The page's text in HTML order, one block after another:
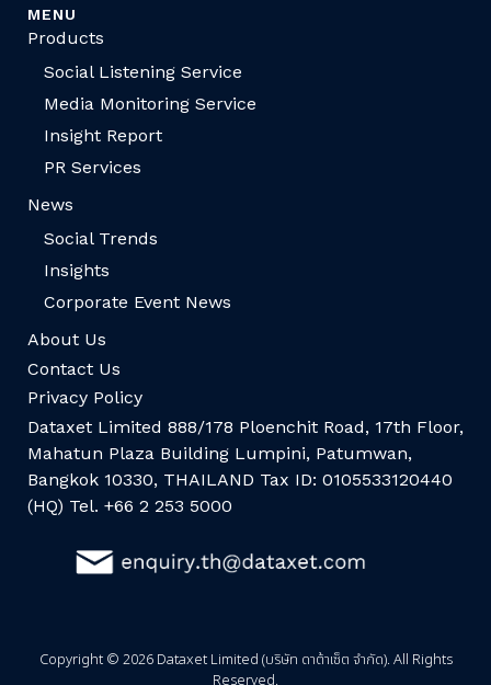
MENU
Products
Social Listening Service
Media Monitoring Service
Insight Report
PR Services
News
Social Trends
Insights
Corporate Event News
About Us
Contact Us
Privacy Policy
Dataxet Limited 888/178 Ploenchit Road, 17th Floor,
Mahatun Plaza Building Lumpini, Patumwan,
Bangkok 10330, THAILAND Tax ID: 0105533120440
(HQ) Tel. +66 2 253 5000
Copyright © 2026 Dataxet Limited (บริษัท ดาต้าเซ็ต จำกัด). All Rights
Reserved.